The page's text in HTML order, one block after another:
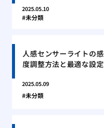
2025.05.10
未分類
人感センサーライトの感
度調整方法と最適な設定
2025.05.09
未分類